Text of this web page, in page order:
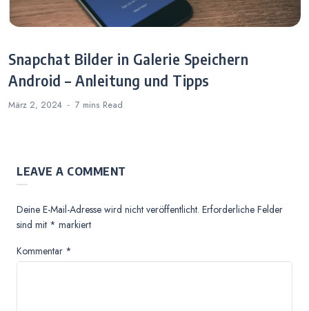
Snapchat Bilder in Galerie Speichern
Android – Anleitung und Tipps
März 2, 2024 7 mins Read
LEAVE A COMMENT
Deine E-Mail-Adresse wird nicht veröffentlicht. Erforderliche Felder
sind mit * markiert
Kommentar *